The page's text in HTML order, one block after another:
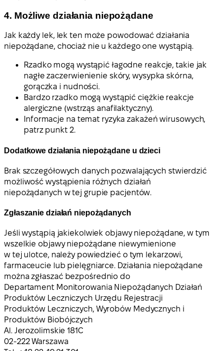
4. Możliwe działania niepożądane
Jak każdy lek, lek ten może powodować działania
niepożądane, chociaż nie u każdego one wystąpią.
Rzadko mogą wystąpić łagodne reakcje, takie jak
nagłe zaczerwienienie skóry, wysypka skórna,
gorączka i nudności.
Bardzo rzadko mogą wystąpić ciężkie reakcje
alergiczne (wstrząs anafilaktyczny).
Informacje na temat ryzyka zakażeń wirusowych,
patrz punkt 2.
Dodatkowe działania niepożądane u dzieci
Brak szczegółowych danych pozwalających stwierdzić
możliwość wystąpienia różnych działań
niepożądanych w tej grupie pacjentów.
Zgłaszanie działań niepożądanych
Jeśli wystąpią jakiekolwiek objawy niepożądane, w tym
wszelkie objawy niepożądane niewymienione
w tej ulotce, należy powiedzieć o tym lekarzowi,
farmaceucie lub pielęgniarce. Działania niepożądane
można zgłaszać bezpośrednio do
Departament Monitorowania Niepożądanych Działań
Produktów Leczniczych Urzędu Rejestracji
Produktów Leczniczych, Wyrobów Medycznych i
Produktów Biobójczych
Al. Jerozolimskie 181C
02-222 Warszawa